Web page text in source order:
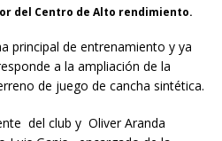
del Centro de Alto rendimiento.
principal de entrenamiento y ya
a la ampliación de la
de juego de cancha sintética.
del club y Oliver Aranda